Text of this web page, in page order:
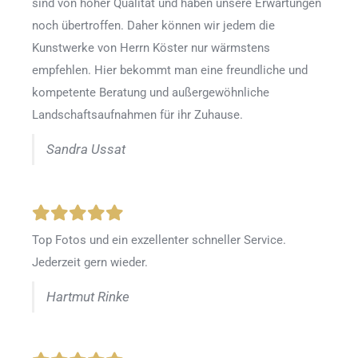
sind von hoher Qualität und haben unsere Erwartungen
noch übertroffen. Daher können wir jedem die
Kunstwerke von Herrn Köster nur wärmstens
empfehlen. Hier bekommt man eine freundliche und
kompetente Beratung und außergewöhnliche
Landschaftsaufnahmen für ihr Zuhause.
Sandra Ussat
Top Fotos und ein exzellenter schneller Service.
Jederzeit gern wieder.
Hartmut Rinke